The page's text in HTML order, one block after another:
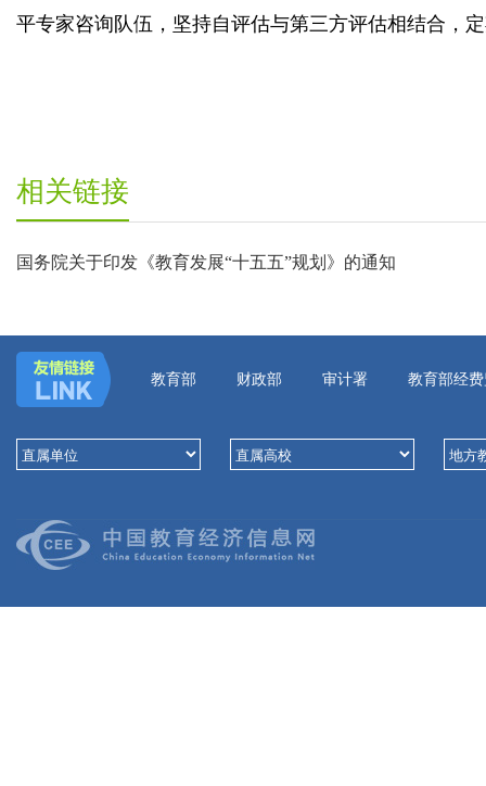
平专家咨询队伍，坚持自评估与第三方评估相结合，
相关链接
国务院关于印发《教育发展“十五五”规划》的通知
教育部 财政部 审计署 教育部经